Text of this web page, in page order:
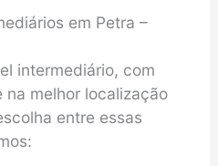
em Petra –
intermediário, com
melhor localização
entre essas